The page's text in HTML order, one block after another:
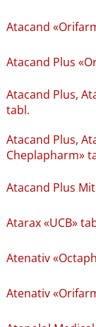
Atacand
Atacand Plus
Atacand Plus,
tabl.
Atacand Plus,
Cheplapharm»
Atacand Plus
Atarax «UCB»
Atenativ
Atenativ